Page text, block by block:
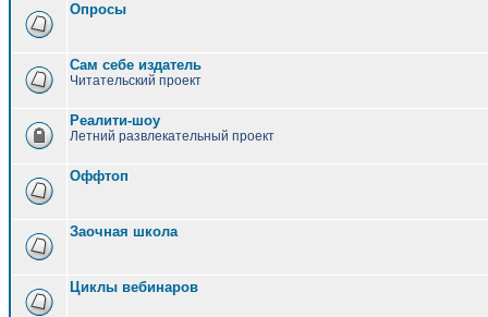
Опросы
Сам себе издатель
Читательский проект
Реалити-шоу
Летний развлекательный проект
Оффтоп
Заочная школа
Циклы вебинаров